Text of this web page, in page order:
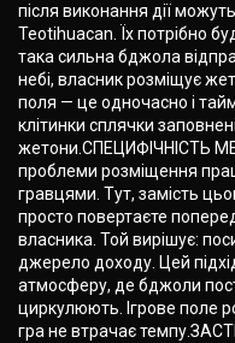
після виконання дії
Teotihuacan. Їх потрібно
така сильна бджола
небі, власник розміщує
поля — це одночасно і
клітинки сплячки
жетони.СПЕЦИФІЧНІСТЬ
проблеми розміщення
гравцями. Тут, замість
просто повертаєте
власника. Той вирішує:
джерело доходу. Цей
атмосферу, де бджоли
циркулюють. Ігрове поле
гра не втрачає